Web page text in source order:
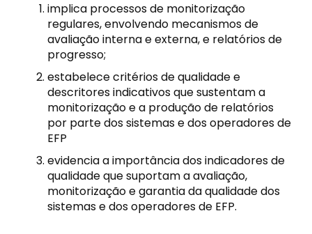
implica processos de monitorização
regulares, envolvendo mecanismos de
avaliação interna e externa, e relatórios de
progresso;
estabelece critérios de qualidade e
descritores indicativos que sustentam a
monitorização e a produção de relatórios
por parte dos sistemas e dos operadores de
EFP
evidencia a importância dos indicadores de
qualidade que suportam a avaliação,
monitorização e garantia da qualidade dos
sistemas e dos operadores de EFP.